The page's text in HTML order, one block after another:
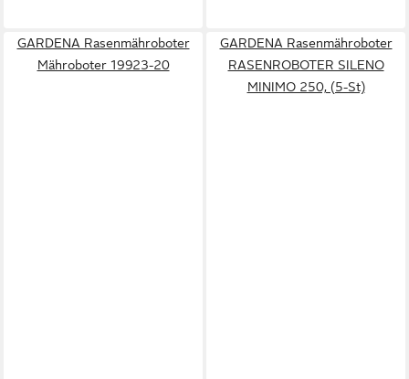
GARDENA Rasenmähroboter
Mähroboter 19923-20
GARDENA Rasenmähroboter
RASENROBOTER SILENO
MINIMO 250, (5-St)